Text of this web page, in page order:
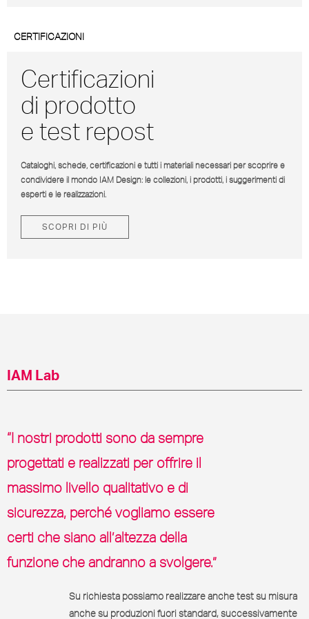
CERTIFICAZIONI
Certificazioni
di prodotto
e test repost
Cataloghi, schede, certificazioni e tutti i materiali necessari per scoprire e
condividere il mondo IAM Design: le collezioni, i prodotti, i suggerimenti di
esperti e le realizzazioni.
SCOPRI DI PIÙ
IAM Lab
“I nostri prodotti sono da sempre
progettati e realizzati per offrire il
massimo livello qualitativo e di
sicurezza, perché vogliamo essere
certi che siano all’altezza della
funzione che andranno a svolgere.”
Su richiesta possiamo realizzare anche test su misura
anche su produzioni fuori standard, successivamente